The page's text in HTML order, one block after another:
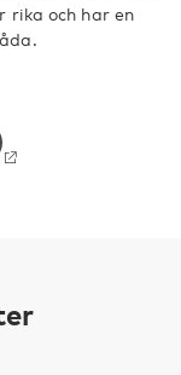
rika och har en